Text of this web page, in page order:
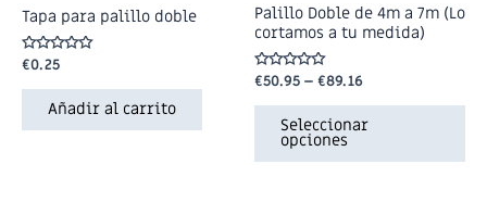
Tapa para palillo doble
Valorado
en
0
€0.25
Añadir al carrito
Palillo Doble de 4m a 7m (Lo
cortamos a tu medida)
Valorado
en
0
€50.95 – €89.16
Seleccionar
opciones